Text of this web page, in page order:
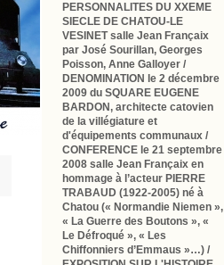
PERSONNALITES DU XXEME
SIECLE DE CHATOU-LE
VESINETsalle Jean Françaix
par José Sourillan, Georges
Poisson, Anne Galloyer /
DENOMINATION le 2 décembre
2009 du SQUARE EUGENE
BARDON, architecte catovien
de la villégiature et
d'équipements communaux /
CONFERENCE le 21 septembre
2008 salle Jean Françaix en
hommage à l’acteur PIERRE
TRABAUD (1922-2005) né à
Chatou (« Normandie Niemen »,
« La Guerre des Boutons », «
Le Défroqué », « Les
Chiffonniers d’Emmaus »…) /